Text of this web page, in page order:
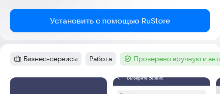
Установить с помощью RuStore
Категория :
Бизнес-сервисы Тег:
Работа Тег :Проверено вручную и
Скриншоты